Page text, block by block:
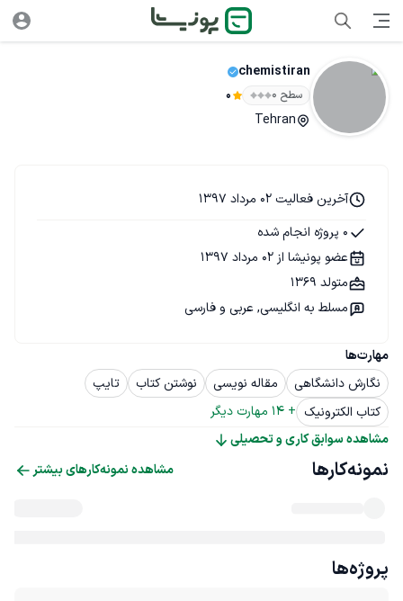
chemistiran
سطح ۰ 0
Tehran
مهارت‌ها
نگارش دانشگاهی
مقاله نویسی نوشتن کتاب
تایپ
کتاب الکترونیک +
14 مهارت دیگر
مشاهده سوابق کاری و تحصیلی
آخرین فعالیت 02 مرداد 1397
0 پروژه انجام شده
عضو پونیشا از 02 مرداد 1397
متولد 1369
مسلط به انگلیسی, عربی و فارسی
نمونه‌کارها مشاهده نمونه‌کارهای بیشتر
پروژه‌ها